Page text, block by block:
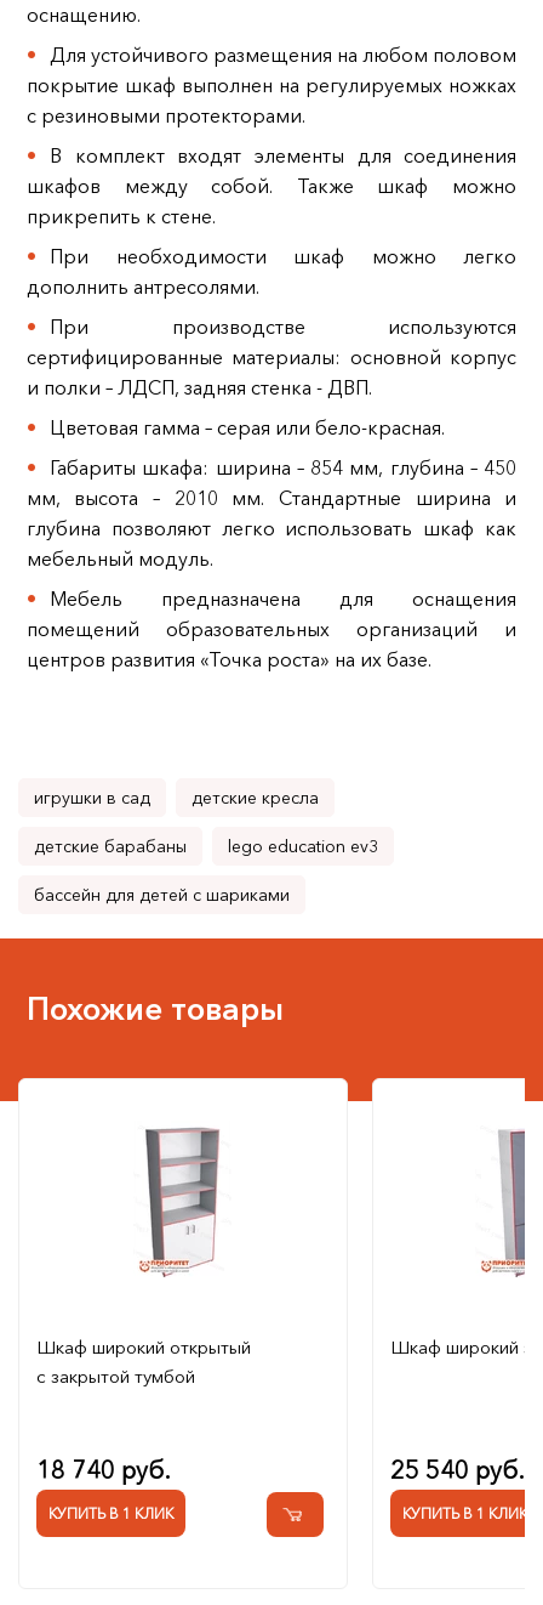
оснащению.
Для устойчивого размещения на любом половом
покрытие шкаф выполнен на регулируемых ножках
с резиновыми протекторами.
В комплект входят элементы для соединения
шкафов между собой. Также шкаф можно
прикрепить к стене.
При необходимости шкаф можно легко
дополнить антресолями.
При производстве используются
сертифицированные материалы: основной корпус
и полки – ЛДСП, задняя стенка - ДВП.
Цветовая гамма – серая или бело-красная.
Габариты шкафа: ширина – 854 мм, глубина – 450
мм, высота – 2010 мм. Стандартные ширина и
глубина позволяют легко использовать шкаф как
мебельный модуль.
Мебель предназначена для оснащения
помещений образовательных организаций и
центров развития «Точка роста» на их базе.
игрушки в сад детские кресла
детские барабаны lego education ev3
бассейн для детей с шариками
Похожие товары
Шкаф широкий открытый
с закрытой тумбой
18 740 руб.
КУПИТЬ В 1 КЛИК
Шкаф широкий
25 540 руб.
КУПИТЬ В 1 КЛИК